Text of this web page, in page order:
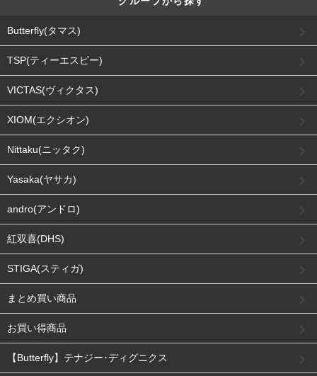
Butterfly(タマス)
TSP(ティーエスピー)
VICTAS(ヴィクタス)
XIOM(エクシオン)
Nittaku(ニッタク)
Yasaka(ヤサカ)
andro(アンドロ)
紅双喜(DHS)
STIGA(スティガ)
まとめ買い商品
お買い得商品
【Butterfly】テナジー･ディグニクス